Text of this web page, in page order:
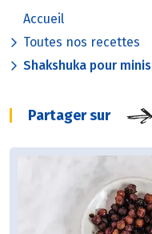
Accueil
Toutes nos recettes
Shakshuka pour minis
Partager sur